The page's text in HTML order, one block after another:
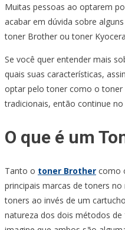
Muitas pessoas ao optarem
acabar em dúvida sobre
toner Brother ou toner
Se você quer entender mais
quais suas características,
optar pelo toner como o toner
tradicionais, então continue
O que é um
Tanto o toner Brother como
principais marcas de toners
toners ao invés de um
natureza dos dois métodos